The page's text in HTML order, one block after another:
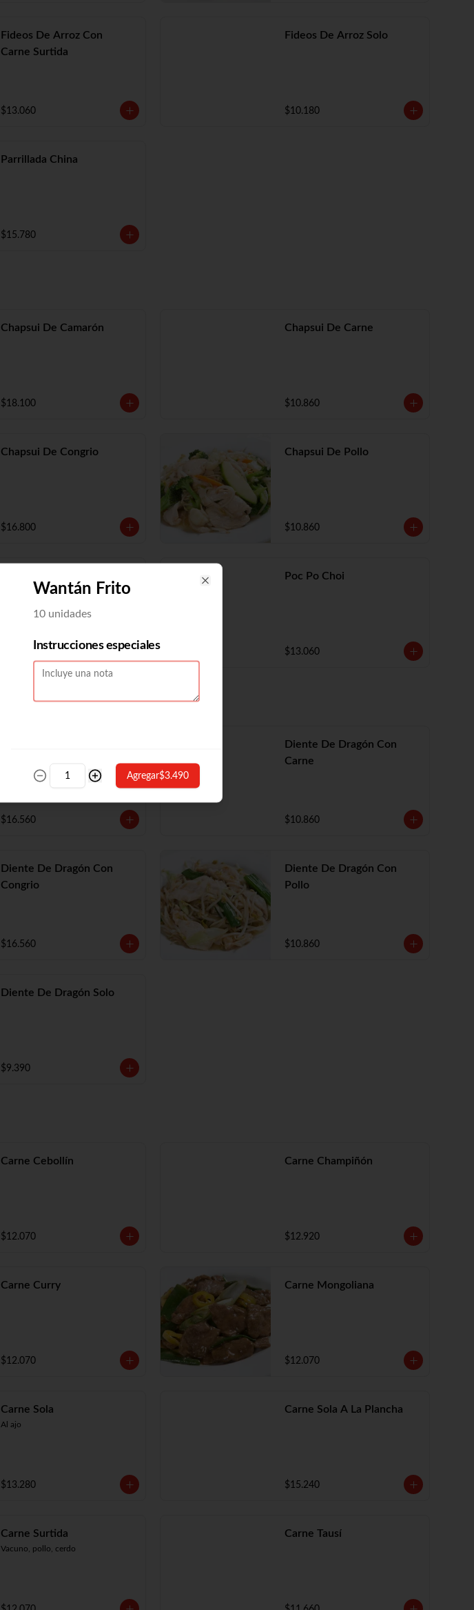
Fideos De Arroz Con
Carne Surtida
$13.060
Fideos De Arroz Solo
$10.180
Parrillada China
$15.780
Chapsui De Camarón
$18.100
Chapsui De Carne
$10.860
Chapsui De Congrio
$16.800
Chapsui De Pollo
$10.860
$11.730
Poc Po Choi
$13.060
$16.560
Diente De Dragón Con
Carne
$10.860
Diente De Dragón Con
Congrio
$16.560
Diente De Dragón Con
Pollo
$10.860
Diente De Dragón Solo
$9.390
Carne Cebollín
$12.070
Carne Champiñón
$12.920
Carne Curry
$12.070
Carne Mongoliana
$12.070
Carne Sola
Al ajo
$13.280
Carne Sola A La Plancha
$15.240
Carne Surtida
Vacuno, pollo, cerdo
Carne Tausí
Wantán Frito
10 unidades
Instrucciones especiales
Agregar$3.490